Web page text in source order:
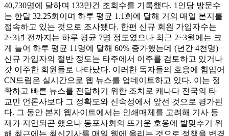
40,730명에 달하며 133만건 조회수를 기록했다. 1인당 방문수
는 한달 32.25회이며 하루 평균 1.1회에 달해 거의 매일 본지를
접속하고 있는 것으로 조사됐다. 한편 신규 회원 가입자수는
2~3년 전까지는 하루 평균 7명 정도였으나 최근 2~3월에는 크
게 늘어 하루 평균 11명에 달해 60% 증가했는데 (년간 4천명)
신규 가입자의 절반 정도는 타주에서 이주를 검토하고 있거나
갓 이주한 회원들로 나타났다. 이러한 독자들의 호응에 힘입어
CN드림은 실시간으로 웹 뉴스를 업데이트하고 있다. 이는 정
확하고 빠른 뉴스를 전달하기 위한 조치로 캐나다 전국의 타
교민 언론사보다 그 정확도와 신속성에서 앞선 것으로 평가된
다. 그 동안 본지 웹사이트에서는 인쇄매체를 고려해 기사 등
재가 지연되곤 했으나 동포사회의 뜨거운 호응에 발맞추기 위
해 최근에는 최신기사를 매일 웹에 올리는 것으로 정책을 변경